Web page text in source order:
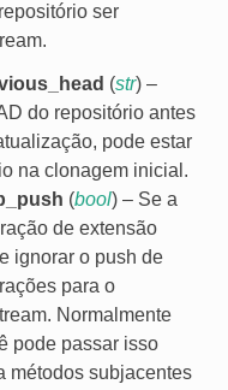
ser
(str) –
do repositório antes
pode estar
na clonagem inicial.
(bool) – Se a
de extensão
ignorar o push de
para o
Normalmente
pode passar isso
métodos subjacentes